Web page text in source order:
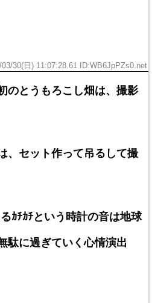
03/30(日) 11:07:28.61 ID:WB6JpPZs0.net
のとうもろこし畑は、撮影
、セット作って吊るして撮
ｶﾁｶﾁという時計の音は地球
駄に過ぎていく心情演出